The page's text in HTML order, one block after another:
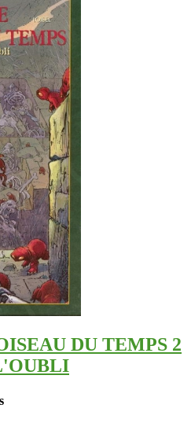
DU TEMPS 2